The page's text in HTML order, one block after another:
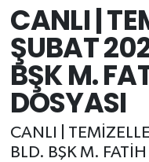
CANLI |
ŞUBAT
BŞK M.
DOSYASI
CANLI |
BLD. BŞK M. FATİH
ASAYİŞ
EĞİTİM
SAĞLIK
SİYASET
Süper Lig Puan
Tüm Manşetler
Son Dakika
Haber Arşivi